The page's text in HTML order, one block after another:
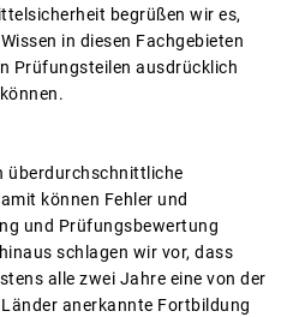
begrüßen wir es,
in diesen Fachgebieten
Prüfungsteilen ausdrücklich
überdurchschnittliche
können Fehler und
und Prüfungsbewertung
schlagen wir vor, dass
alle zwei Jahre eine von der
anerkannte Fortbildung